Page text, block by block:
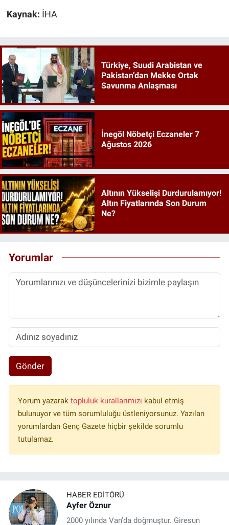
Kaynak: İHA
Türkiye, Suudi Arabistan ve
Pakistan’dan Mekke Ortak
Savunma Anlaşması
İnegöl Nöbetçi Eczaneler 7
Ağustos 2026
Altının Yükselişi Durdurulamıyor!
Altın Fiyatlarında Son Durum
Ne?
Yorumlar
Gönder
Yorum yazarak topluluk kurallarımızı kabul etmiş
bulunuyor ve tüm sorumluluğu üstleniyorsunuz. Yazılan
yorumlardan Genç Gazete hiçbir şekilde sorumlu
tutulamaz.
HABER EDITÖRÜ
Ayfer Öznur
2000 yılında Van’da doğmuştur. Giresun